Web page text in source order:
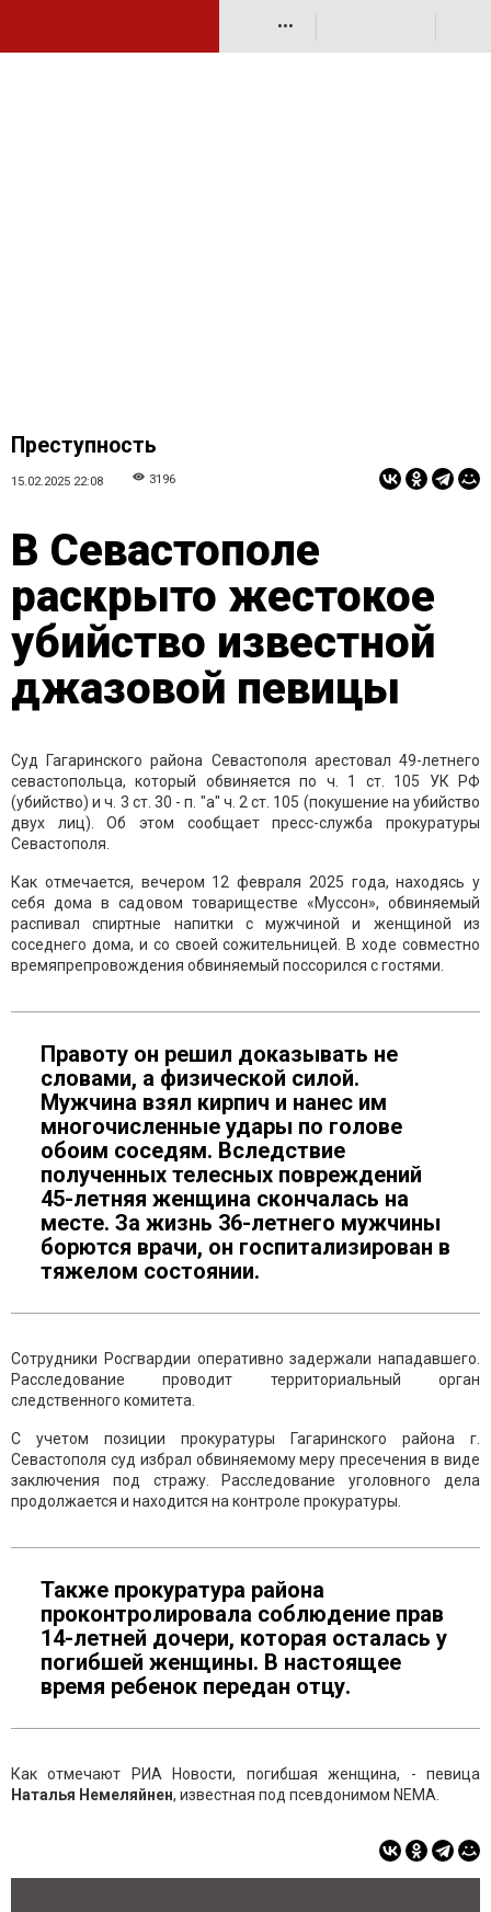
•••
Преступность
15.02.2025 22:08 3196
В Севастополе
раскрыто жестокое
убийство известной
джазовой певицы
Суд Гагаринского района Севастополя арестовал 49-летнего
севастопольца, который обвиняется по ч. 1 ст. 105 УК РФ
(убийство) и ч. 3 ст. 30 - п. "а" ч. 2 ст. 105 (покушение на убийство
двух лиц). Об этом сообщает пресс-служба прокуратуры
Севастополя.
Как отмечается, вечером 12 февраля 2025 года, находясь у
себя дома в садовом товариществе «Муссон», обвиняемый
распивал спиртные напитки с мужчиной и женщиной из
соседнего дома, и со своей сожительницей. В ходе совместно
времяпрепровождения обвиняемый поссорился с гостями.
Правоту он решил доказывать не
словами, а физической силой.
Мужчина взял кирпич и нанес им
многочисленные удары по голове
обоим соседям. Вследствие
полученных телесных повреждений
45-летняя женщина скончалась на
месте. За жизнь 36-летнего мужчины
борются врачи, он госпитализирован в
тяжелом состоянии.
Сотрудники Росгвардии оперативно задержали нападавшего.
Расследование проводит территориальный орган
следственного комитета.
С учетом позиции прокуратуры Гагаринского района г.
Севастополя суд избрал обвиняемому меру пресечения в виде
заключения под стражу. Расследование уголовного дела
продолжается и находится на контроле прокуратуры.
Также прокуратура района
проконтролировала соблюдение прав
14-летней дочери, которая осталась у
погибшей женщины. В настоящее
время ребенок передан отцу.
Как отмечают РИА Новости, погибшая женщина, - певица
Наталья Немеляйнен, известная под псевдонимом NEMA.